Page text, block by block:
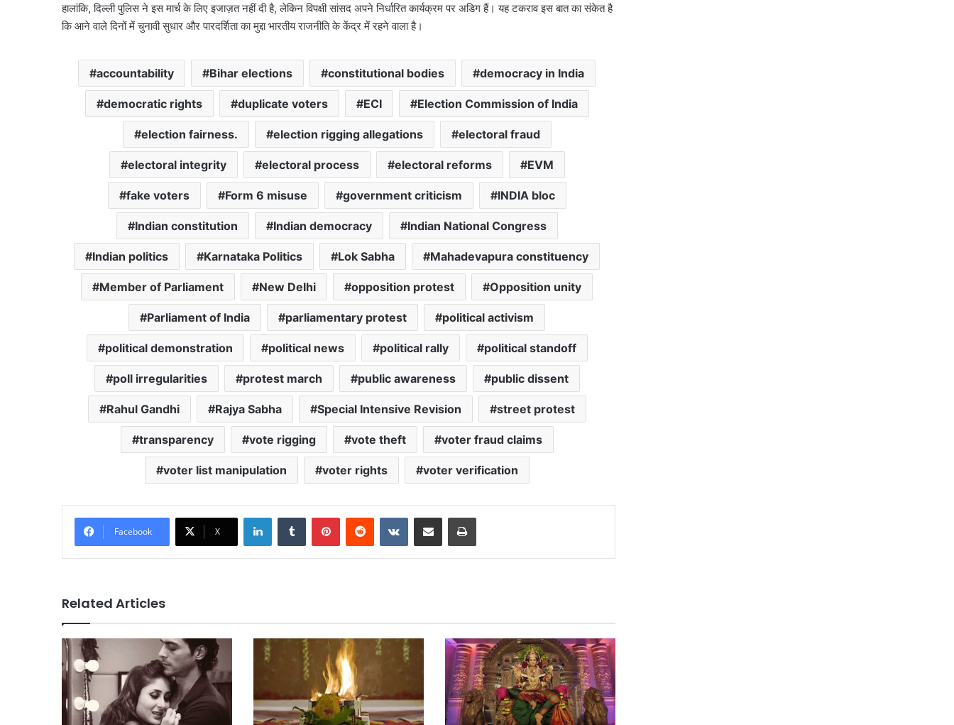
हालांकि, दिल्ली पुलिस ने इस मार्च के लिए इजाज़त नहीं दी है, लेकिन विपक्षी सांसद अपने निर्धारित कार्यक्रम पर अडिग हैं। यह टकराव इस बात का संकेत है
कि आने वाले दिनों में चुनावी सुधार और पारदर्शिता का मुद्दा भारतीय राजनीति के केंद्र में रहने वाला है।
accountability Bihar elections constitutional bodies democracy in India
democratic rights duplicate voters ECI Election Commission of India
election fairness. election rigging allegations electoral fraud
electoral integrity electoral process electoral reforms EVM
fake voters Form 6 misuse government criticism INDIA bloc
Indian constitution Indian democracy Indian National Congress
Indian politics Karnataka Politics Lok Sabha Mahadevapura constituency
Member of Parliament New Delhi opposition protest Opposition unity
Parliament of India parliamentary protest political activism
political demonstration political news political rally political standoff
poll irregularities protest march public awareness public dissent
Rahul Gandhi Rajya Sabha Special Intensive Revision street protest
transparency vote rigging vote theft voter fraud claims
voter list manipulation voter rights voter verification
Facebook X
LinkedInTumblr PinterestReddit VKontakteShare via Email Print
Related Articles